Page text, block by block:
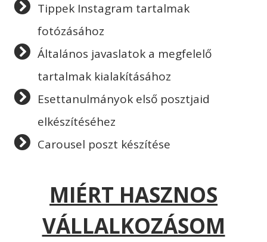
Tippek Instagram tartalmak
fotózásához
Általános javaslatok a megfelelő
tartalmak kialakításához
Esettanulmányok első posztjaid
elkészítéséhez
Carousel poszt készítése
MIÉRT HASZNOS
VÁLLALKOZÁSOM